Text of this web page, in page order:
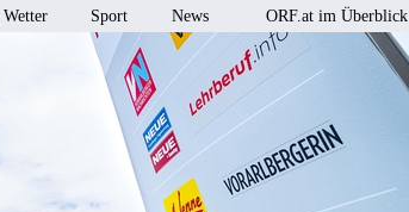
Wetter Sport News ORF.at im Überblick